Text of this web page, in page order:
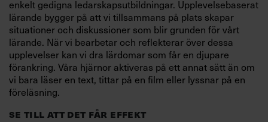
enkelt gedigna ledarskapsutbildningar. Upplevelsebaserat
lärande bygger på att vi tillsammans på plats skapar
situationer och diskussioner som blir grunden för vårt
lärande. När vi bearbetar och reflekterar över dessa
upplevelser kan vi dra lärdomar som får en djupare
förankring. Våra hjärnor aktiveras på ett annat sätt än om
vi bara läser en text, tittar på en film eller lyssnar på en
föreläsning.
SE TILL ATT DET FÅR EFFEKT